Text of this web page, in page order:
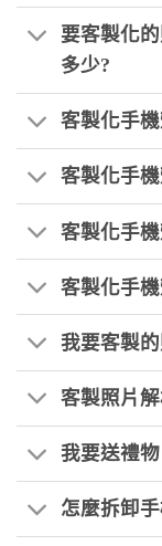
要客製化
多少?
客製化手
客製化手
客製化手
客製化手
我要客製
客製照片
我要送禮
怎麼拆卸